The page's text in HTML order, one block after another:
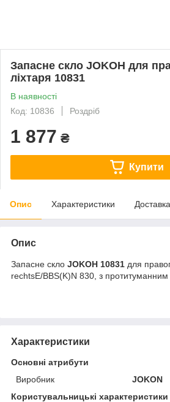
Запасне скло JOKOH для
ліхтаря 10831
В наявності
Код: 10836
Роздріб
1 877 ₴
Купити
Опис Характеристики Доставка
Опис
Запасне скло JOKOH 10831 для
rechtsE/BBS(K)N 830, з протитуманним
Характеристики
Основні атрибути
Виробник
JOKON
Користувальницькі характеристики